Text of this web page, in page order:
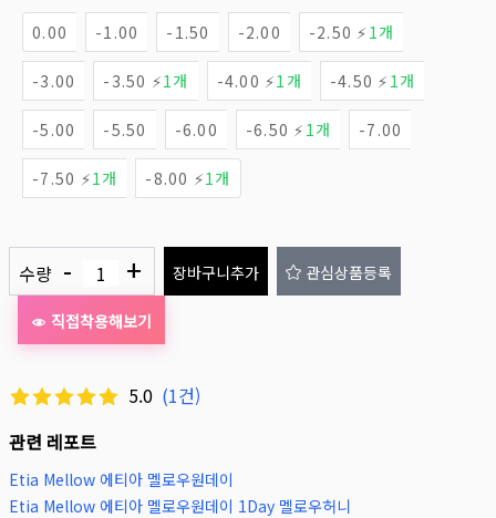
0.00 -1.00 -1.50 -2.00 -2.50 ⚡ 1개
-3.00 -3.50 ⚡1개 -4.00 ⚡1개 -4.50 ⚡ 1개
-5.00 -5.50 -6.00 -6.50 ⚡ 1개 -7.00
-7.50 ⚡1개 -8.00 ⚡1개
수량 - + 장바구니추가 관심상품등록
직접착용해보기
5.0 (1건)
관련 레포트
Etia Mellow 에티아 멜로우원데이
Etia Mellow 에티아 멜로우원데이 1Day 멜로우허니